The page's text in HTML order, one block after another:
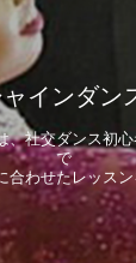
インダン
、社交ダンス初
で
合わせたレッス